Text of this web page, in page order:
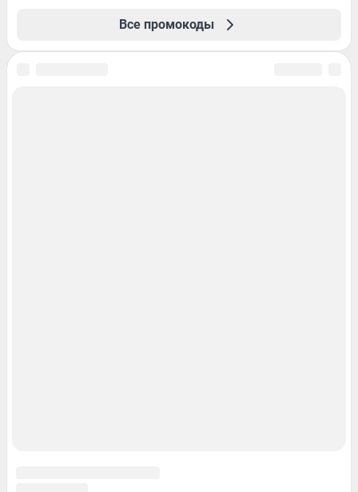
Все промокоды